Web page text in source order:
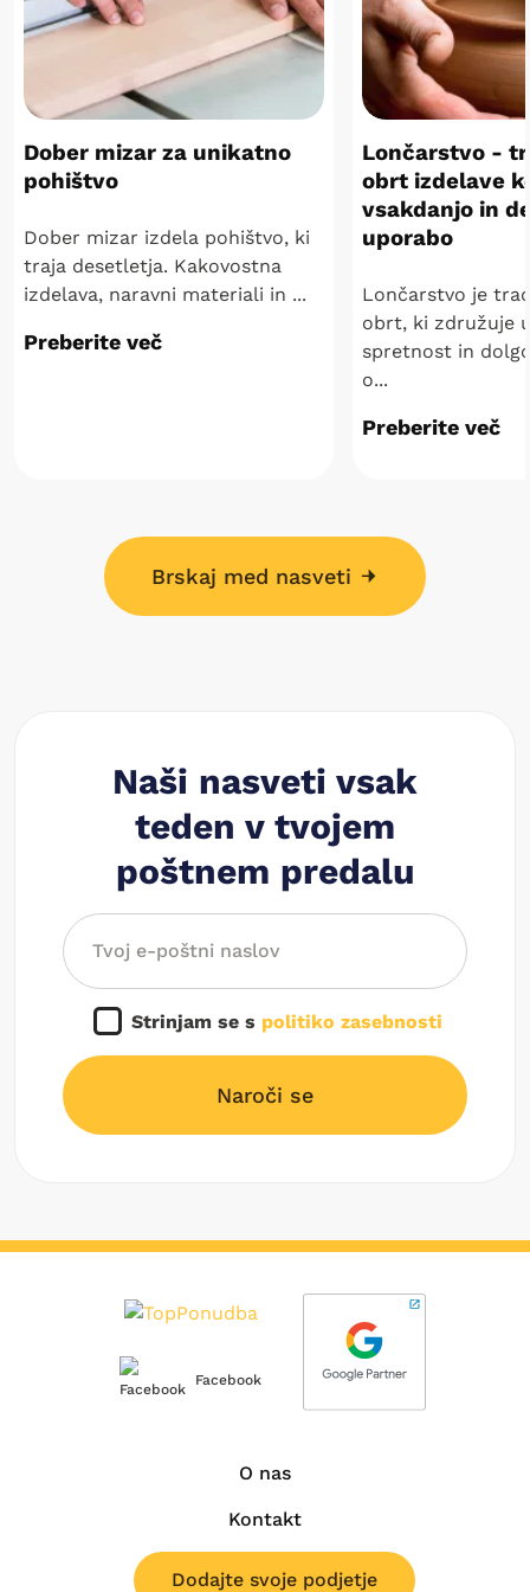
Dober mizar za unikatno
pohištvo
Dober mizar izdela pohištvo, ki
traja desetletja. Kakovostna
izdelava, naravni materiali in ...
Preberite več
Lončarstvo -
obrt izdelave
vsakdanjo in
uporabo
Lončarstvo je
obrt, ki združuje
spretnost in
o...
Preberite več
Brskaj med nasveti
Naši nasveti vsak
teden v tvojem
poštnem predalu
Strinjam se s politiko zasebnosti
Naroči se
Facebook
O nas
Kontakt
Dodajte svoje podjetje